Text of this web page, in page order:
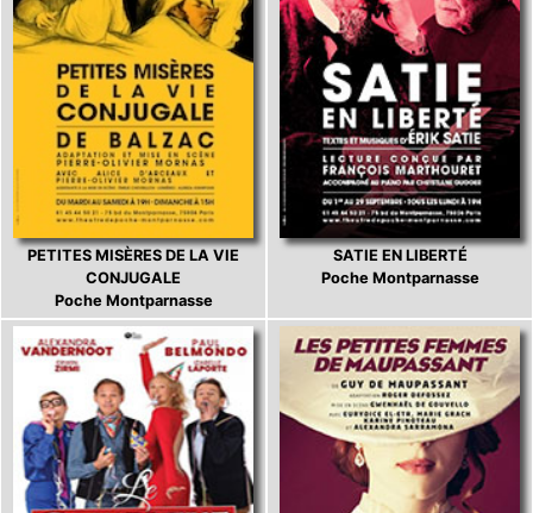
PETITES MISÈRES DE LA VIE
CONJUGALE
Poche Montparnasse
SATIE EN LIBERTÉ
Poche Montparnasse